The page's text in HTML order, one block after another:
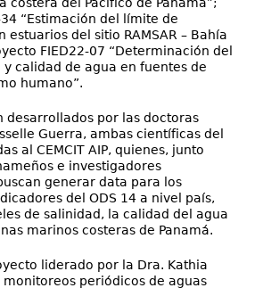
“Estimación del límite de
estuarios del sitio RAMSAR – Bahía
FIED22-07 “Determinación del
calidad de agua en fuentes de
humano”.
desarrollados por las doctoras
Guerra, ambas científicas del
al CEMCIT AIP, quienes, junto
e investigadores
generar data para los
del ODS 14 a nivel país,
de salinidad, la calidad del agua
marinos costeras de Panamá.
liderado por la Dra. Kathia
monitoreos periódicos de aguas